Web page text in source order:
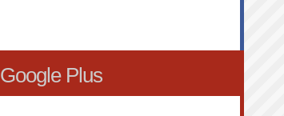
Google Plus